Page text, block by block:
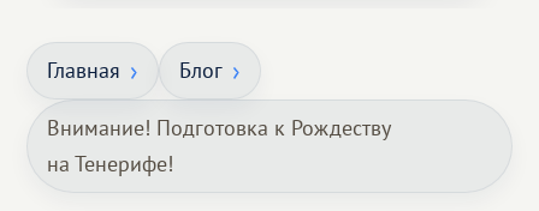
Главная Блог
Внимание! Подготовка к Рождеству
на Тенерифе!